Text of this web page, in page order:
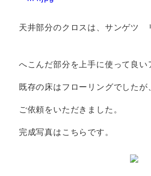
天井部分のクロスは、サンゲツ
リザーブ RE-
へこんだ部分を上手に使って良い
既存の床はフローリングでした
ご依頼をいただきました。
完成写真はこちらです。